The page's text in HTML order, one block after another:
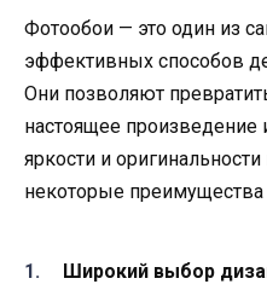
Фотообои — это один из
эффективных способов
Они позволяют
настоящее произведение
яркости и
некоторые
Широкий выбор